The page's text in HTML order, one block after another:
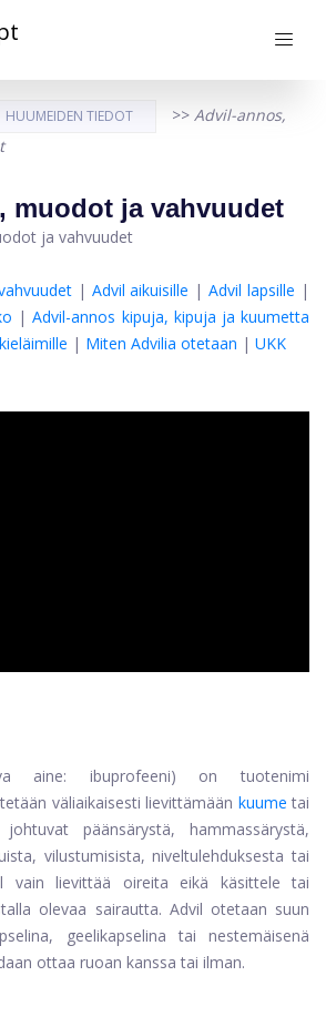
HUUMEIDEN TIEDOT >> Advil-annos,
muodot ja vahvuudet
| Advil aikuisille |Advil lapsille |
|Advil-annos kipuja, kipuja ja kuumetta
| Miten Advilia otetaan | UKK
aine: ibuprofeeni) on tuotenimi
väliaikaisesti lievittämään kuume tai
päänsärystä, hammassärystä,
vilustumisista, niveltulehduksesta tai
vain lievittää oireita eikä käsittele tai
olevaa sairautta. Advil otetaan suun
geelikapselina tai nestemäisenä
ottaa ruoan kanssa tai ilman.